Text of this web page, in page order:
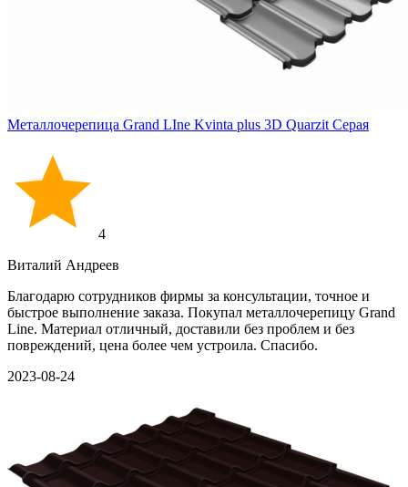
Металлочерепица Grand LIne Kvinta plus 3D Quarzit Серая
4
Виталий Андреев
Благодарю сотрудников фирмы за консультации, точное и
быстрое выполнение заказа. Покупал металлочерепицу Grand
Line. Материал отличный, доставили без проблем и без
повреждений, цена более чем устроила. Спасибо.
2023-08-24